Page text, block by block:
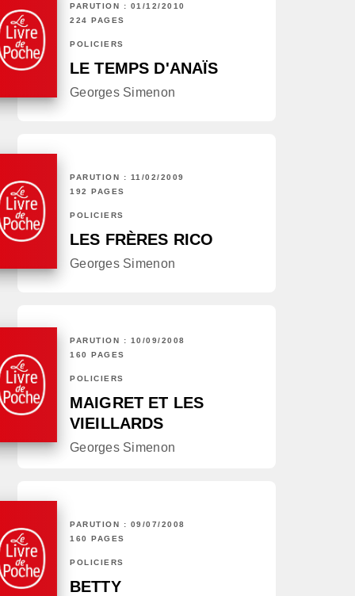
PARUTION : 01/12/2010
224 PAGES
POLICIERS
LE TEMPS D'ANAÏS
Georges Simenon
PARUTION : 11/02/2009
192 PAGES
POLICIERS
LES FRÈRES RICO
Georges Simenon
PARUTION : 10/09/2008
160 PAGES
POLICIERS
MAIGRET ET LES
VIEILLARDS
Georges Simenon
PARUTION : 09/07/2008
160 PAGES
POLICIERS
BETTY